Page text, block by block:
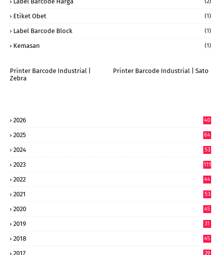
Etiket Obet (1)
Label Barcode Block (1)
Kemasan (1)
Printer Barcode Industrial |
Zebra
Printer Barcode Industrial | Sato
2026
40
2025
64
2024
53
2023 111
2022
44
2021 53
2020 45
2019 31
2018 45
2017 29